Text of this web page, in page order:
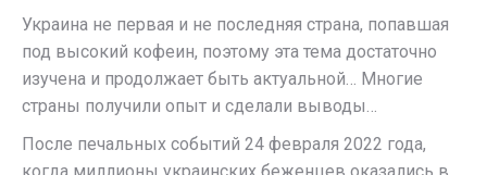
Украина не первая и не последняя страна, попавшая
под высокий кофеин, поэтому эта тема достаточно
изучена и продолжает быть актуальной… Многие
страны получили опыт и сделали выводы…
После печальных событий 24 февраля 2022 года,